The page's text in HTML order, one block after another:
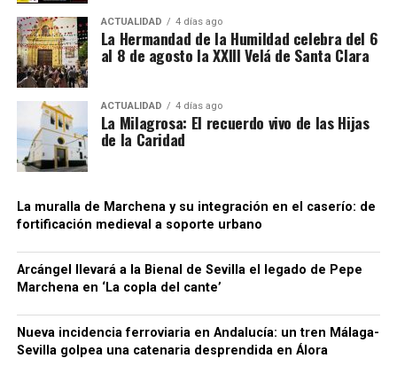
Precisamente esa incorporación parece haber
contribuido a la conservación de algunos tramos.
Bellido considera que buena parte del recinto ha
sobrevivido porque quedó integrado en el
urbanismo posterior.
El supuesto fraude se produciría cuando intervenían
sociedades que no ingresaban las cuotas de IVA
correspondientes antes de que el producto llegase
finalmente a las empresas distribuidoras. Al reducir
artificialmente la carga fiscal, estas últimas podían
colocar las bebidas en el mercado a precios
notablemente inferiores a los de competidores que
sí cumplían con sus obligaciones tributarias. La
procedimiento generaba también una situación de
competencia desleal dentro del sector.
Para dificultar el seguimiento de las operaciones, la
organización habría empleado además sociedades
siempre según la investigación policial y tributaria.
Conviene mantener esta precisión: los hechos se
ACTUALIDAD 4 días ago
La Hermandad de la Humildad celebra del 6
al 8 de agosto la XXIII Velá de Santa Clara
ACTUALIDAD 4 días ago
La Milagrosa: El recuerdo vivo de las Hijas
de la Caridad
La muralla de Marchena y su integración en el caserío: de
fortificación medieval a soporte urbano
Arcángel llevará a la Bienal de Sevilla el legado de Pepe
Marchena en ‘La copla del cante’
Nueva incidencia ferroviaria en Andalucía: un tren Málaga-
Sevilla golpea una catenaria desprendida en Álora